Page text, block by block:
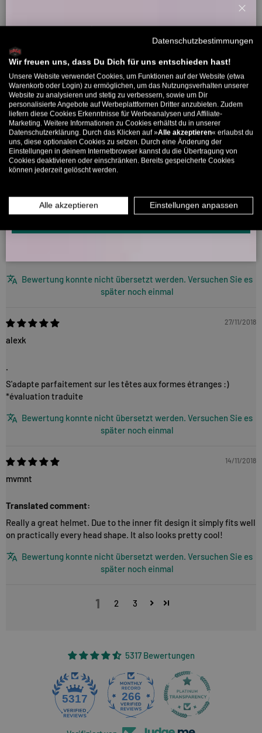
11/08/2011
alexk
Passt perfekt auf merkwürdige geformte Köpfe :)
Bewertungen in anderen Sprachen
27/11/2018
s'adapte simplement à toutes les formes de tête. En plus, il a un
Bewertung konnte nicht übersetzt werden. Versuchen Sie es
später noch einmal
27/11/2018
alexk
.
S'adapte parfaitement sur les têtes aux formes étranges :)
*évaluation traduite
Bewertung konnte nicht übersetzt werden. Versuchen Sie es
später noch einmal
14/11/2018
mvmnt
Translated comment:
Really a great helmet. Due to the inner fit design it simply fits well
on practically every head shape. It also looks pretty cool!
Bewertung konnte nicht übersetzt werden. Versuchen Sie es
später noch einmal
1 2 3
5317 Bewertungen
266
Willkommensbonus
Willkommens-Rabattcode direkt per Mail zugeschickt.
Bis zu 11% Rabatt auf deine erste Bestellung. Aufgepasst: Du
kannst nur 1x wählen! 🤫
5% ab €80 9% ab €100 11% ab €150 🔥
E-Mail
MÄNNER
INFOS ÜBER WHATSAPP? KEIN PROBLEM!
KLICK HIER UND SCHICKE UNS DIE VORGESCHRIEBENE NACHRICHT,
Datenschutzbestimmungen
Wir freuen uns, dass Du Dich für uns entschieden hast!
Unsere Website verwendet Cookies, um Funktionen auf der Website (etwa
Warenkorb oder Login) zu ermöglichen, um das Nutzungsverhalten unserer
Website zu analysieren und stetig zu verbessern, sowie um Dir
personalisierte Angebote auf Werbeplattformen Dritter anzubieten. Zudem
liefern diese Cookies Erkenntnisse für Werbeanalysen und Affiliate-
Marketing. Weitere Informationen zu Cookies erhältst du in unserer
Datenschutzerklärung. Durch das Klicken auf »Alle akzeptieren« erlaubst du
uns, diese optionalen Cookies zu setzen. Durch eine Änderung der
Einstellungen in deinem Internetbrowser kannst du die Übertragung von
Cookies deaktivieren oder einschränken. Bereits gespeicherte Cookies
können jederzeit gelöscht werden.
Alle akzeptieren Einstellungen anpassen